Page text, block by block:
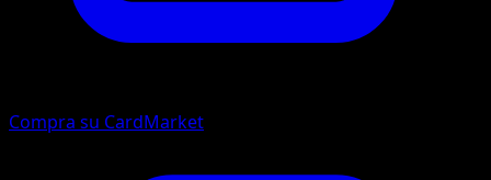
Compra su CardMarket